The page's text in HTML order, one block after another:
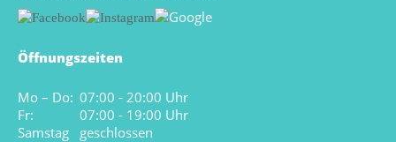
Öffnungszeiten
Mo – Do: 07:00 - 20:00 Uhr
Fr:
07:00 - 19:00 Uhr
Samstag
geschlossen